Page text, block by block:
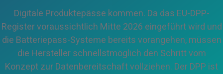
Digitale Produktepässe kommen. Da das EU-DPP-
Register voraussichtlich Mitte 2026 eingeführt wird und
die Batteriepass-Systeme bereits vorangehen, müssen
die Hersteller schnellstmöglich den Schritt vom
Konzept zur Datenbereitschaft vollziehen. Der DPP ist